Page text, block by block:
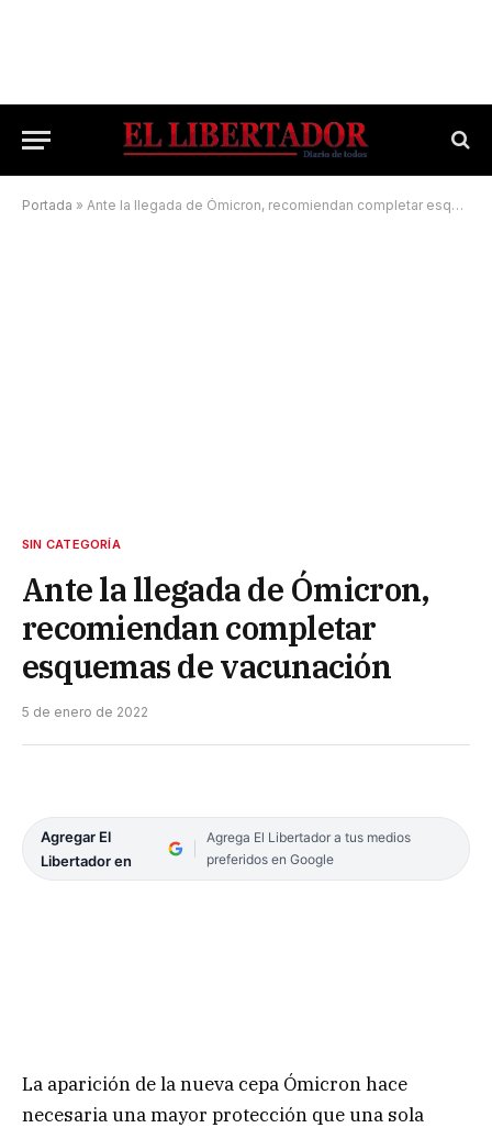
Portada » Ante la llegada de Ómicron, recomiendan completar esquemas de vacunación
SIN CATEGORÍA
Ante la llegada de Ómicron,
recomiendan completar
esquemas de vacunación
5 de enero de 2022
Agregar El
Libertador en
Agrega El Libertador a tus medios
preferidos en Google
La aparición de la nueva cepa Ómicron hace
necesaria una mayor protección que una sola